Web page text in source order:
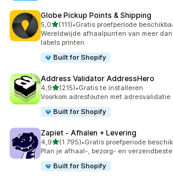
Globe Pickup Points & Shipping
5,0van 5 sterren
(111)
111 recensies in totaal
•Gratis proefperiode
Wereldwijde afhaalpunten van meer
labels printen
Built for Shopify
Address Validator AddressHero
4,9van 5 sterren
(215)
215 recensies in totaal
•Gratis te installeren
Voorkom adresfouten met adresvalidatie
Built for Shopify
Zapiet ‑ Afhalen + Levering
4,9van 5 sterren
(1.795)
1795 recensies in totaal
•Gratis proefperiode
Plan je afhaal-, bezorg- en
Built for Shopify